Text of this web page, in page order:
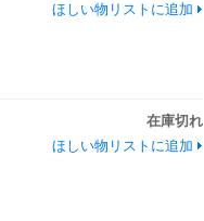
ほしい物リストに追加
在庫切れ
ほしい物リストに追加